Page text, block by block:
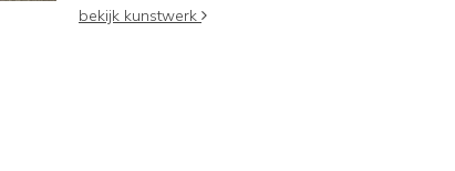
bekijk kunstwerk